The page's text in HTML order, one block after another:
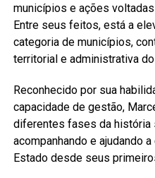
municípios e ações
Entre seus feitos, está a
categoria de municípios,
territorial e administrativa
Reconhecido por sua
capacidade de gestão,
diferentes fases da história
acompanhando e ajudando
Estado desde seus